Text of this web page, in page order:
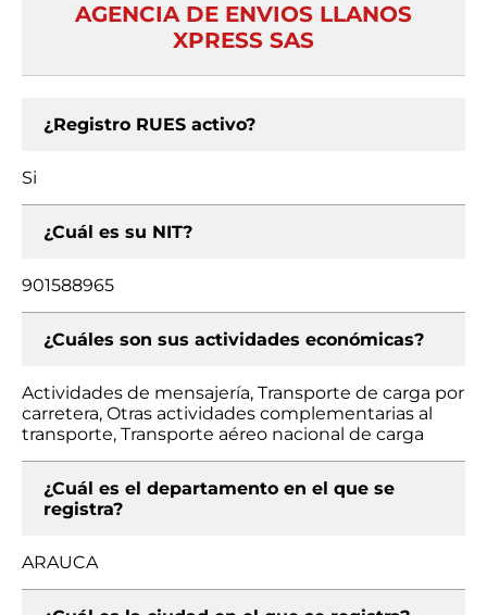
AGENCIA DE ENVIOS LLANOS
XPRESS SAS
¿Registro RUES activo?
Si
¿Cuál es su NIT?
901588965
¿Cuáles son sus actividades económicas?
Actividades de mensajería, Transporte de carga por
carretera, Otras actividades complementarias al
transporte, Transporte aéreo nacional de carga
¿Cuál es el departamento en el que se
registra?
ARAUCA